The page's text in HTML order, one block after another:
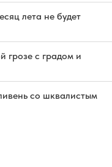
лета не будет
грозе с градом и
со шквалистым